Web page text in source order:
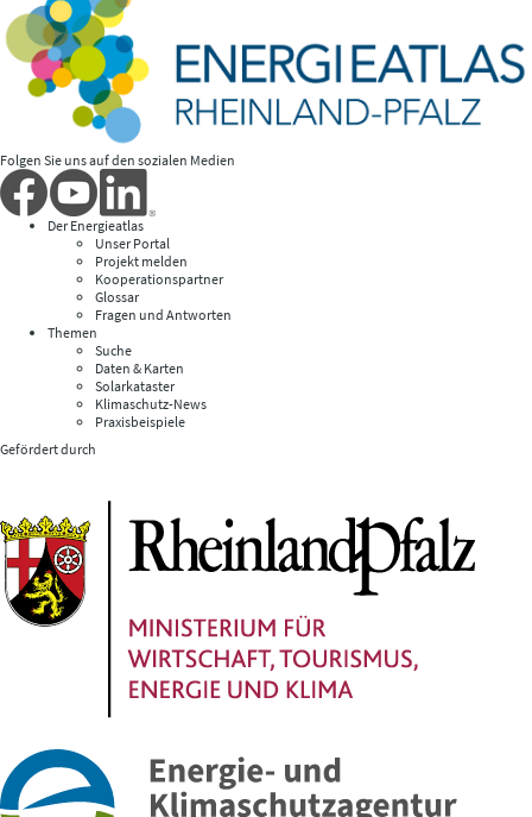
Folgen Sie uns auf den sozialen Medien
Der Energieatlas
Unser Portal
Projekt melden
Kooperationspartner
Glossar
Fragen und Antworten
Themen
Suche
Daten & Karten
Solarkataster
Klimaschutz-News
Praxisbeispiele
Gefördert durch